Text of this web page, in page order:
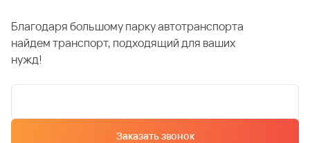
Благодаря большому парку автотранспорта
найдем транспорт, подходящий для ваших
нужд!
Заказать звонок